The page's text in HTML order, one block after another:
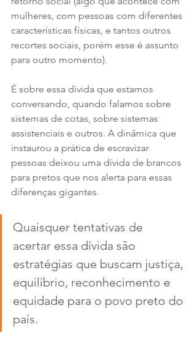
mulheres, com pessoas com diferentes
características físicas, e tantos outros
recortes sociais, porém esse é assunto
para outro momento).
É sobre essa dívida que estamos
conversando, quando falamos sobre
sistemas de cotas, sobre sistemas
assistenciais e outros. A dinâmica que
instaurou a prática de escravizar
pessoas deixou uma dívida de brancos
para pretos que nos alerta para essas
diferenças gigantes.
Quaisquer tentativas de
acertar essa dívida são
estratégias que buscam justiça,
equilíbrio, reconhecimento e
equidade para o povo preto do
país.